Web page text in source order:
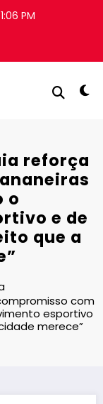
PM
reforça
o
e de
que a
com
esportivo
merece”